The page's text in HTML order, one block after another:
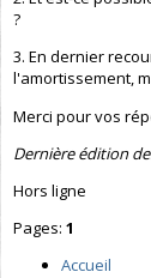
?
3. En dernier
l'amortissement,
Merci pour vos
Dernière édition
Hors ligne
Pages: 1
Accueil